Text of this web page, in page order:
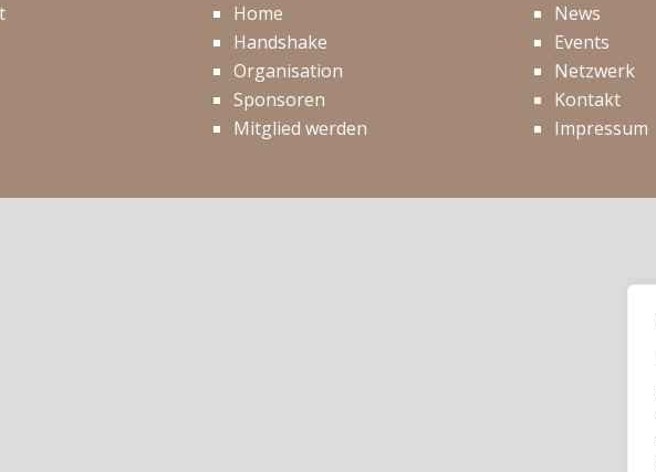
Home
Handshake
Organisation
Sponsoren
Mitglied werden
News
Events
Netzwerk
Kontakt
Impressum